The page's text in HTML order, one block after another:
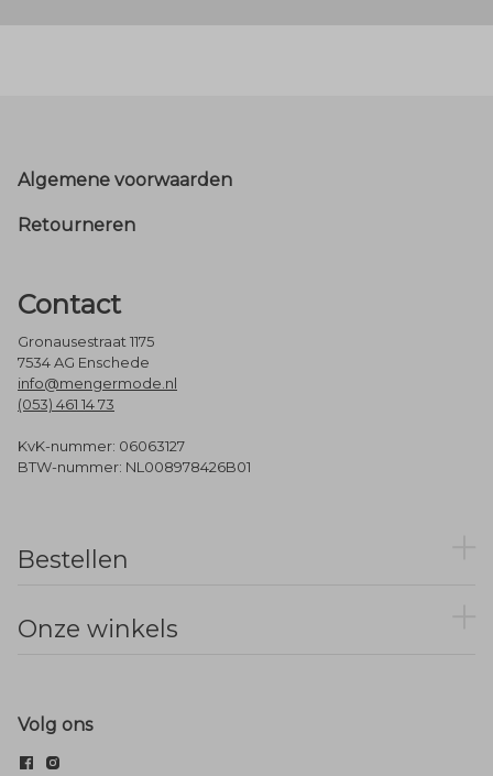
Footer
Algemene voorwaarden
Retourneren
Contact
Gronausestraat 1175
7534 AG Enschede
info@mengermode.nl
(053) 461 14 73
KvK-nummer: 06063127
BTW-nummer: NL008978426B01
Bestellen
Onze winkels
Volg ons